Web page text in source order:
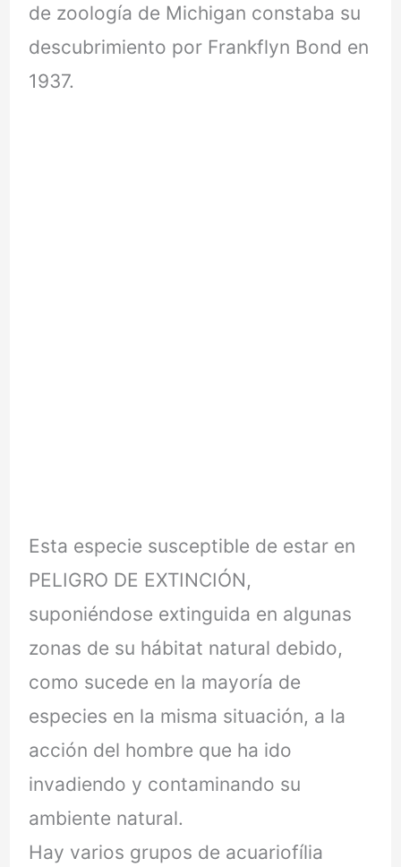
de zoología de Michigan constaba su
descubrimiento por Frankflyn Bond en
1937.
Esta especie susceptible de estar en
PELIGRO DE EXTINCIÓN,
suponiéndose extinguida en algunas
zonas de su hábitat natural debido,
como sucede en la mayoría de
especies en la misma situación, a la
acción del hombre que ha ido
invadiendo y contaminando su
ambiente natural.
Hay varios grupos de acuariofília